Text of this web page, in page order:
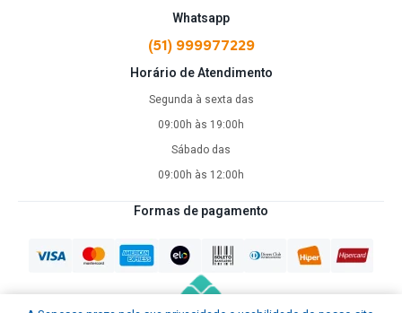
Whatsapp
(51) 999977229
Horário de Atendimento
Segunda à sexta das
09:00h às 19:00h
Sábado das
09:00h às 12:00h
Formas de pagamento